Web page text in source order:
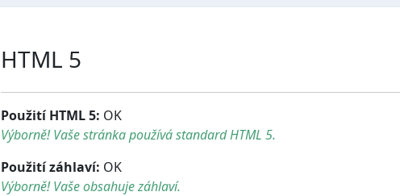
HTML 5
Použití HTML 5: OK
Výborně! Vaše stránka používá standard HTML 5.
Použití záhlaví: OK
Výborně! Vaše obsahuje záhlaví.